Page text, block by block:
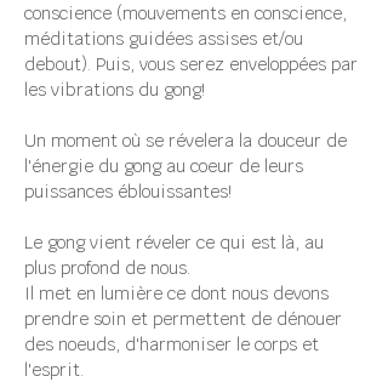
conscience (mouvements en conscience,
méditations guidées assises et/ou
debout). Puis, vous serez enveloppées par
les vibrations du gong!
Un moment où se révelera la douceur de
l'énergie du gong au coeur de leurs
puissances éblouissantes!
Le gong vient réveler ce qui est là, au
plus profond de nous.
Il met en lumière ce dont nous devons
prendre soin et permettent de dénouer
des noeuds, d'harmoniser le corps et
l'esprit.